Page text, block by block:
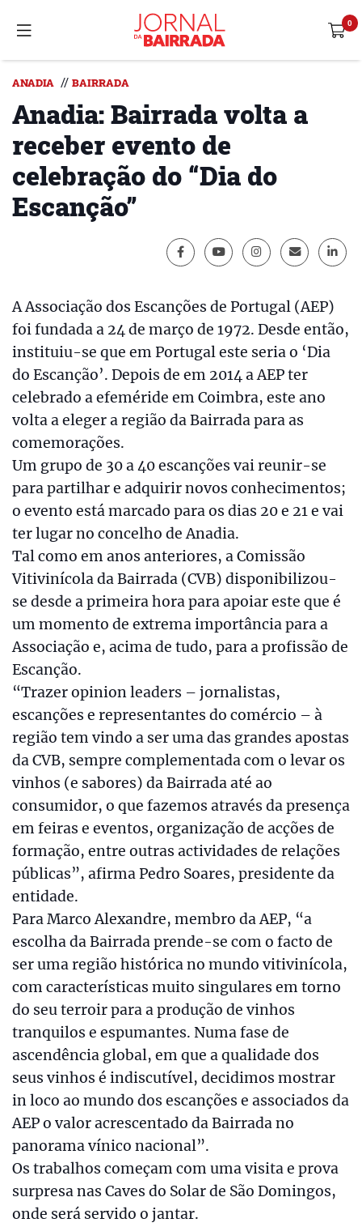
ANADIA // BAIRRADA
Anadia: Bairrada volta a
receber evento de
celebração do “Dia do
Escanção”
A Associação dos Escanções de Portugal (AEP)
foi fundada a 24 de março de 1972. Desde então,
instituiu-se que em Portugal este seria o ‘Dia
do Escanção’. Depois de em 2014 a AEP ter
celebrado a efeméride em Coimbra, este ano
volta a eleger a região da Bairrada para as
comemorações.
Um grupo de 30 a 40 escanções vai reunir-se
para partilhar e adquirir novos conhecimentos;
o evento está marcado para os dias 20 e 21 e vai
ter lugar no concelho de Anadia.
Tal como em anos anteriores, a Comissão
Vitivinícola da Bairrada (CVB) disponibilizou-
se desde a primeira hora para apoiar este que é
um momento de extrema importância para a
Associação e, acima de tudo, para a profissão de
Escanção.
“Trazer opinion leaders – jornalistas,
escanções e representantes do comércio – à
região tem vindo a ser uma das grandes apostas
da CVB, sempre complementada com o levar os
vinhos (e sabores) da Bairrada até ao
consumidor, o que fazemos através da presença
em feiras e eventos, organização de acções de
formação, entre outras actividades de relações
públicas”, afirma Pedro Soares, presidente da
entidade.
Para Marco Alexandre, membro da AEP, “a
escolha da Bairrada prende-se com o facto de
ser uma região histórica no mundo vitivinícola,
com características muito singulares em torno
do seu terroir para a produção de vinhos
tranquilos e espumantes. Numa fase de
ascendência global, em que a qualidade dos
seus vinhos é indiscutível, decidimos mostrar
in loco ao mundo dos escanções e associados da
AEP o valor acrescentado da Bairrada no
panorama vínico nacional”.
Os trabalhos começam com uma visita e prova
surpresa nas Caves do Solar de São Domingos,
onde será servido o jantar.